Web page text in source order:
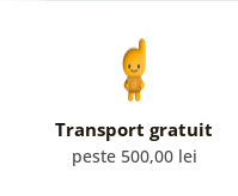
Transport gratuit
peste 500,00 lei